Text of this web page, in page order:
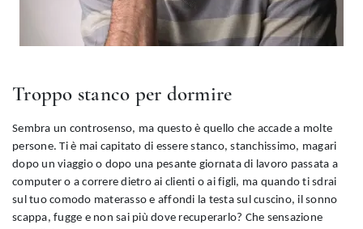
Troppo stanco per dormire
Sembra un controsenso, ma questo è quello che accade a molte
persone. Ti è mai capitato di essere stanco, stanchissimo, magari
dopo un viaggio o dopo una pesante giornata di lavoro passata a
computer o a correre dietro ai clienti o ai figli, ma quando ti sdrai
sul tuo comodo materasso e affondi la testa sul cuscino, il sonno
scappa, fugge e non sai più dove recuperarlo? Che sensazione